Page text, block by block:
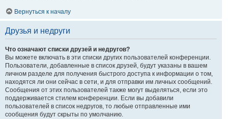
Вернуться к началу
Друзья и недруги
Что означают списки друзей и недругов?
Вы можете включать в эти списки других пользователей конференции.
Пользователи, добавленные в список друзей, будут указаны в вашем
личном разделе для получения быстрого доступа к информации о том,
находятся ли они сейчас в сети, и для отправки им личных сообщений.
Сообщения от этих пользователей также могут выделяться, если это
поддерживается стилем конференции. Если вы добавили
пользователей в список недругов, то любые отправленные ими
сообщения будут скрыты по умолчанию.